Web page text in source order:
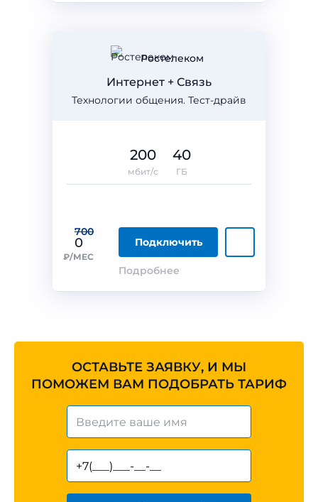
Ростелеком
Технологии общения. Тест-драйв
Интернет + Связь
700
0
₽/МЕС
Подключить
Подробнее
200
мбит/с
40
ГБ
ОСТАВЬТЕ ЗАЯВКУ, И МЫ
ПОМОЖЕМ ВАМ ПОДОБРАТЬ ТАРИФ